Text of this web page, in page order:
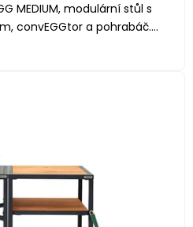
MEDIUM, modulární stůl s
convEGGtor a pohrabáč....